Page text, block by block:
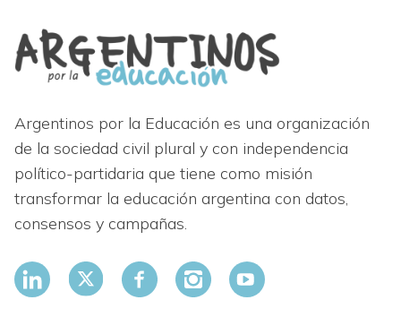
Argentinos por la Educación es una organización
de la sociedad civil plural y con independencia
político-partidaria que tiene como misión
transformar la educación argentina con datos,
consensos y campañas.